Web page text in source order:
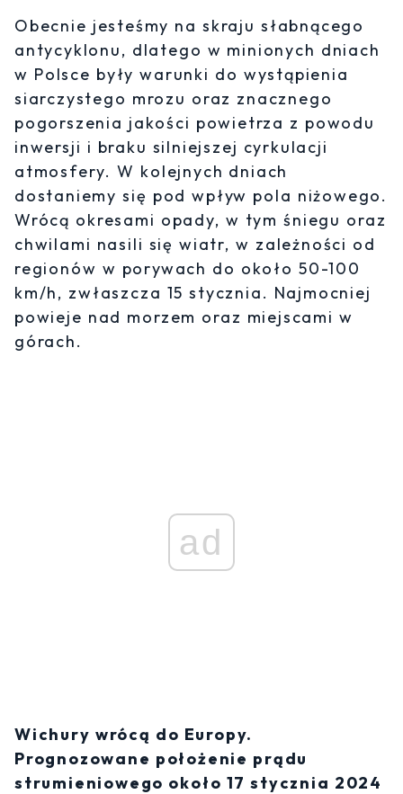
Obecnie jesteśmy na skraju słabnącego
antycyklonu, dlatego w minionych dniach
w Polsce były warunki do wystąpienia
siarczystego mrozu oraz znacznego
pogorszenia jakości powietrza z powodu
inwersji i braku silniejszej cyrkulacji
atmosfery. W kolejnych dniach
dostaniemy się pod wpływ pola niżowego.
Wrócą okresami opady, w tym śniegu oraz
chwilami nasili się wiatr, w zależności od
regionów w porywach do około 50-100
km/h, zwłaszcza 15 stycznia. Najmocniej
powieje nad morzem oraz miejscami w
górach.
ad
Wichury wrócą do Europy.
Prognozowane położenie prądu
strumieniowego około 17 stycznia 2024